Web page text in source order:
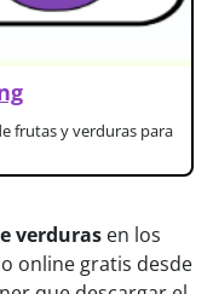
frutas y verduras para
verduras en los
online gratis desde